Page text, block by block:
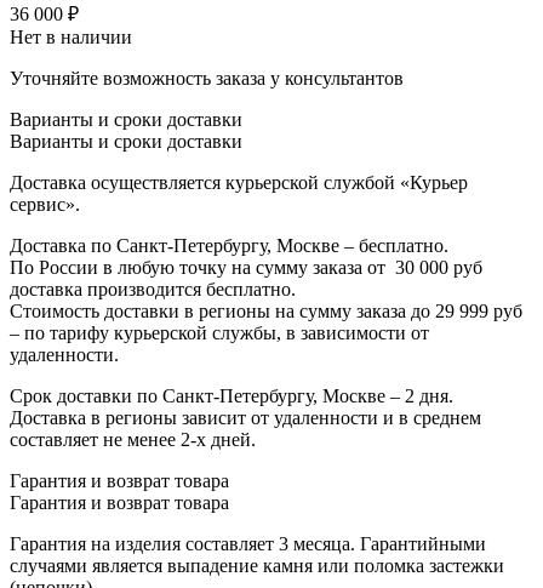
36 000 ₽
Нет в наличии
Уточняйте возможность заказа у консультантов
Варианты и сроки доставки
Варианты и сроки доставки
Доставка осуществляется курьерской службой «Курьер
сервис».
Доставка по Санкт-Петербургу, Москве – бесплатно.
По России в любую точку на сумму заказа от 30 000 руб
доставка производится бесплатно.
Стоимость доставки в регионы на сумму заказа до 29 999 руб
– по тарифу курьерской службы, в зависимости от
удаленности.
Срок доставки по Санкт-Петербургу, Москве – 2 дня.
Доставка в регионы зависит от удаленности и в среднем
составляет не менее 2-х дней.
Гарантия и возврат товара
Гарантия и возврат товара
Гарантия на изделия составляет 3 месяца. Гарантийными
случаями является выпадение камня или поломка застежки